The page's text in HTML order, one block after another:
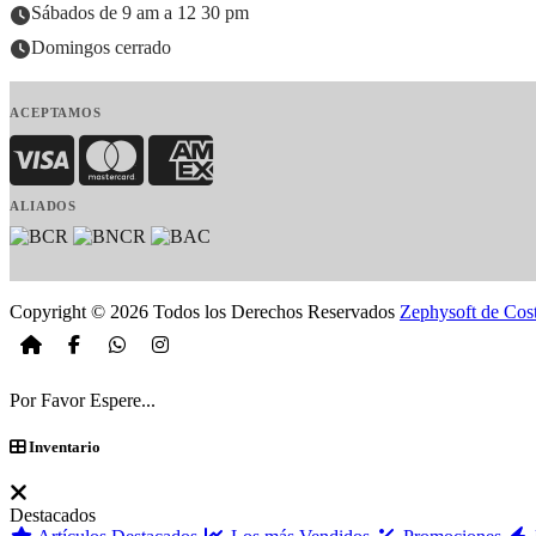
Sábados de 9 am a 12 30 pm
Domingos cerrado
ACEPTAMOS
Visa MasterCardAmerican Express
ALIADOS
Copyright © 2026 Todos los Derechos Reservados Zephysoft de
Por Favor Espere...
Inventario
Destacados